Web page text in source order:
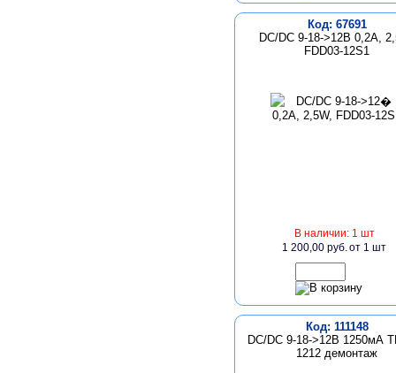
Код: 67691
DC/DC 9-18->12В 0,2A,
FDD03-12S1
В наличии: 1 шт
1 200,00 руб.от 1 шт
Код: 111148
DC/DC 9-18->12В 1250мА
1212 демонтаж